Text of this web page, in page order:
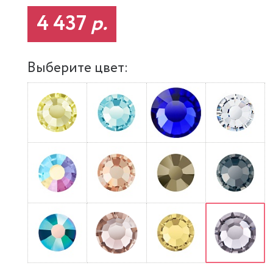
4 437р.
Выберите цвет: